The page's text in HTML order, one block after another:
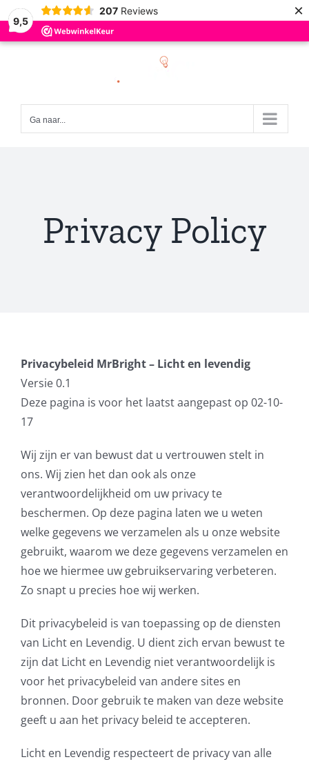
9,5
207 Reviews ×
Ga naar...
Privacy Policy
Privacybeleid MrBright – Licht en levendig
Versie 0.1
Deze pagina is voor het laatst aangepast op 02-10-
17
Wij zijn er van bewust dat u vertrouwen stelt in
ons. Wij zien het dan ook als onze
verantwoordelijkheid om uw privacy te
beschermen. Op deze pagina laten we u weten
welke gegevens we verzamelen als u onze website
gebruikt, waarom we deze gegevens verzamelen en
hoe we hiermee uw gebruikservaring verbeteren.
Zo snapt u precies hoe wij werken.
Dit privacybeleid is van toepassing op de diensten
van Licht en Levendig. U dient zich ervan bewust te
zijn dat Licht en Levendig niet verantwoordelijk is
voor het privacybeleid van andere sites en
bronnen. Door gebruik te maken van deze website
geeft u aan het privacy beleid te accepteren.
Licht en Levendig respecteert de privacy van alle